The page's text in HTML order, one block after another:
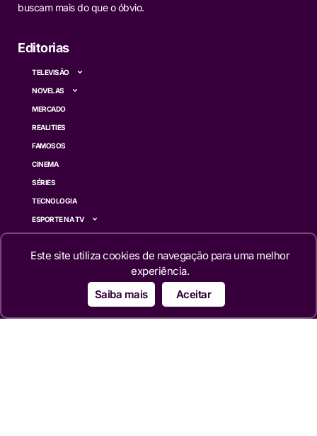
buscam mais do que o óbvio.
Editorias
TELEVISÃO
NOVELAS
MERCADO
REALITIES
FAMOSOS
CINEMA
SÉRIES
TECNOLOGIA
ESPORTE NA TV
Este site utiliza cookies de navegação para uma melhor
experiência.
Saiba mais
Aceitar